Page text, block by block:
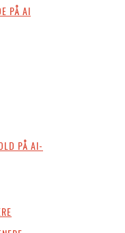
PÅ AI
PÅ AI-